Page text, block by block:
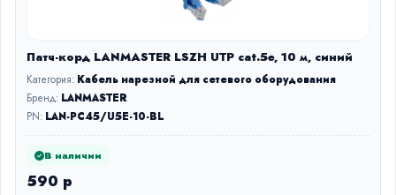
Патч-корд LANMASTER LSZH UTP cat.5e, 10 м, синий
Категория: Кабель нарезной для сетевого оборудования
Бренд: LANMASTER
PN: LAN-PC45/U5E-10-BL
В наличии
590 р